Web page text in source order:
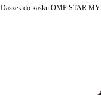
Daszek do kasku OMP STAR